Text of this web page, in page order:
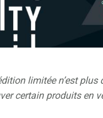
limitée n’est plus
certain produits en